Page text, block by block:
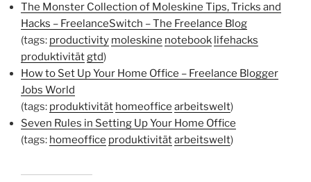
The Monster Collection of Moleskine Tips, Tricks and
Hacks – FreelanceSwitch – The Freelance Blog
(tags: productivity moleskine notebook lifehacks
produktivitätgtd)
How to Set Up Your Home Office – Freelance Blogger
Jobs World
(tags: produktivität homeoffice arbeitswelt)
Seven Rules in Setting Up Your Home Office
(tags: homeoffice produktivitätarbeitswelt)